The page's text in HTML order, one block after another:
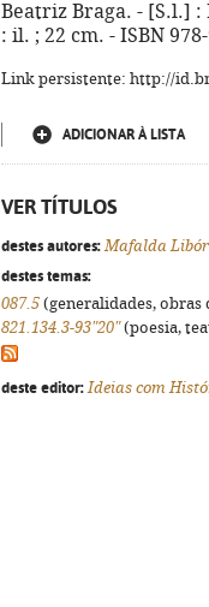
Beatriz Braga. - [S.l.] :
: il. ; 22 cm. - ISBN
Link persistente: http://
ADICIONAR À LISTA
VER TÍTULOS
destes autores: Mafalda
destes temas:
087.5 (generalidades,
821.134.3-93"20"(poesia,
deste editor: Ideias com